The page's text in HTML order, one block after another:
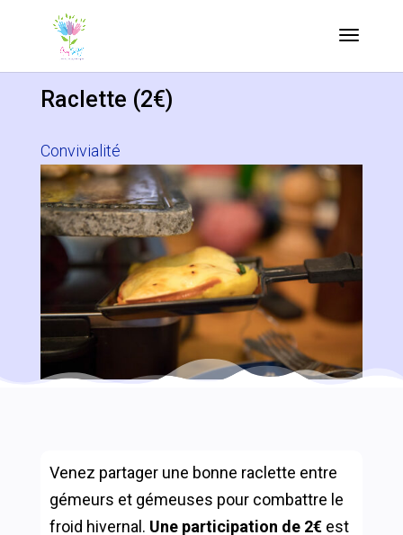
Raclette (2€)
Convivialité
Venez partager une bonne raclette entre
gémeurs et gémeuses pour combattre le
froid hivernal. Une participation de 2€ est